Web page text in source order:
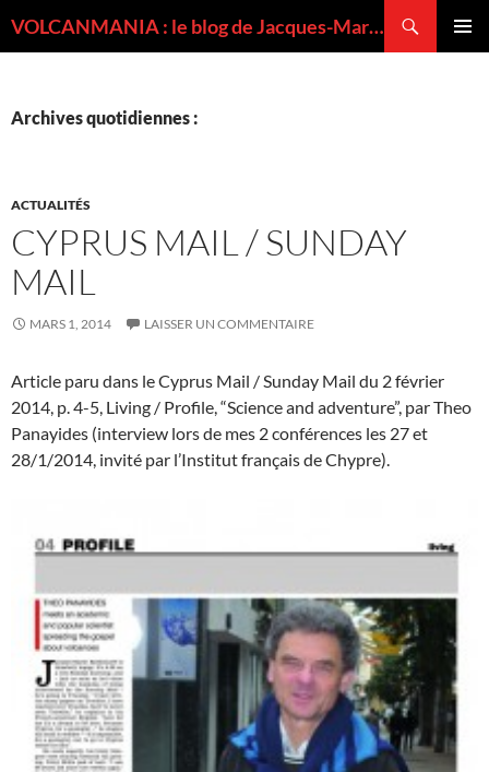
VOLCANMANIA : le blog de Jacques-Marie BARDINTZEFF, volcanologue
Archives quotidiennes :
ACTUALITÉS
CYPRUS MAIL / SUNDAY
MAIL
MARS 1, 2014 LAISSER UN COMMENTAIRE
Article paru dans le Cyprus Mail / Sunday Mail du 2 février
2014, p. 4-5, Living / Profile, “Science and adventure”, par Theo
Panayides (interview lors de mes 2 conférences les 27 et
28/1/2014, invité par l’Institut français de Chypre).